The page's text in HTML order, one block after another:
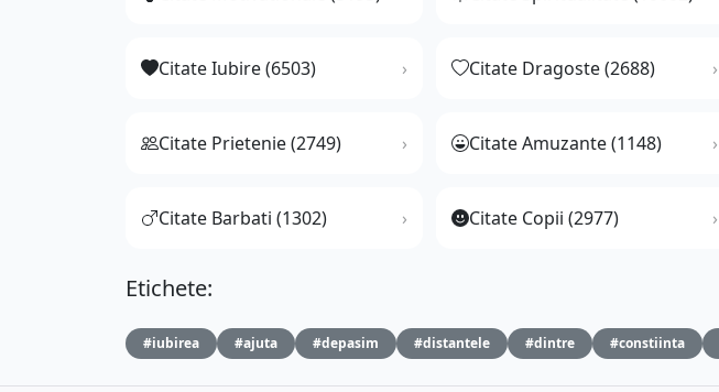
Citate Iubire (6503) Citate Dragoste (2688)
Citate Prietenie (2749) Citate Amuzante (1148)
Citate Barbati (1302) Citate Copii (2977)
Etichete:
#iubirea #ajuta #depasim #distantele #dintre #constiinta